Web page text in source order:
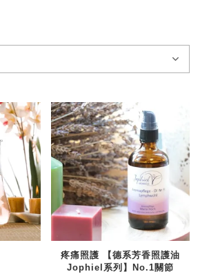
疼痛照護 【德系芳香照護油
Jophiel系列】No.1關節